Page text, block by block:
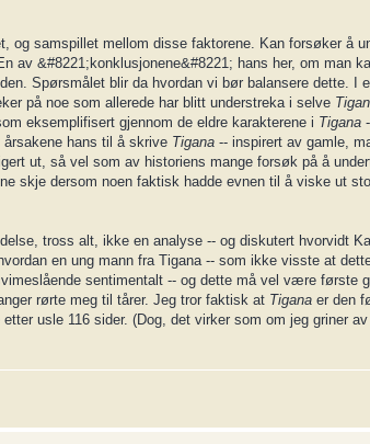
og samspillet mellom disse faktorene. Kan forsøker å
av &#8221;konklusjonene&#8221; hans her, om man
Spørsmålet blir da hvordan vi bør balansere dette. I
på noe som allerede har blitt understreka i selve
eksemplifisert gjennom de eldre karakterene i Tigana
hans til å skrive Tigana -- inspirert av gamle,
ut, så vel som av historiens mange forsøk på å
skje dersom noen faktisk hadde evnen til å viske ut
tross alt, ikke en analyse -- og diskutert hvorvidt
en ung mann fra Tigana -- som ikke visste at
sentimentalt -- og dette må vel være første
rørte meg til tårer. Jeg tror faktisk at Tigana er den
usle 116 sider. (Dog, det virker som om jeg griner